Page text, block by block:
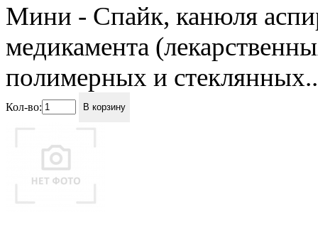
Мини - Спайк, канюля
медикамента
полимерных и
Кол-во: В корзину